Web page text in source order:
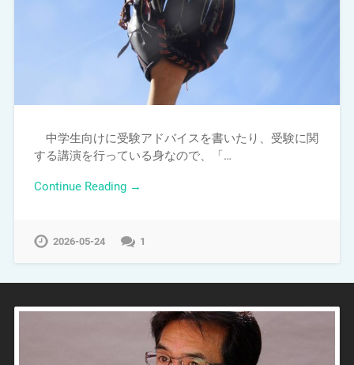
中学生向けに受験アドバイスを書いたり、受験に関
する講演を行っている身なので、「…
Continue Reading →
2026-05-24 1